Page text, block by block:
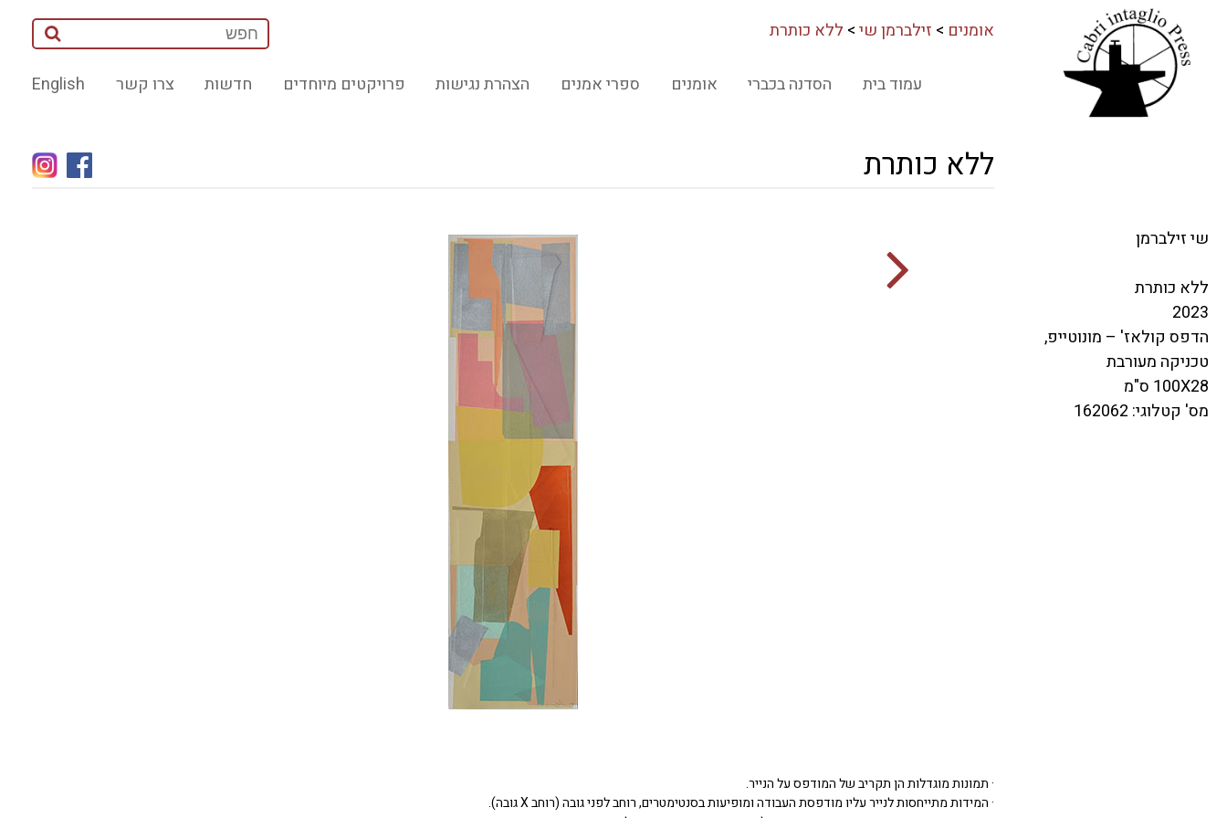
אומנים > זילברמן שי> ללא כותרת
English צרו קשר חדשות פרויקטים מיוחדים הצהרת נגישות ספרי אמנים אומנים הסדנה בכברי עמוד בית
ללא כותרת
· תמונות מוגדלות הן תקריב של המודפס על הנייר.
· המידות מתייחסות לנייר עליו מודפסת העבודה ומופיעות בסנטימטרים, רוחב לפני גובה (רוחב X גובה).
שי זילברמן
ללא כותרת
2023
הדפס קולאז' – מונוטייפ,
טכניקה מעורבת
100X28 ס"מ
מס' קטלוגי: 162062